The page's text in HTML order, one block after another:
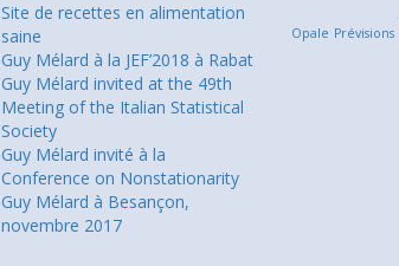
Site de recettes en alimentation
saine
Guy Mélard à la JEF’2018 à Rabat
Guy Mélard invited at the 49th
Meeting of the Italian Statistical
Society
Guy Mélard invité à la
Conference on Nonstationarity
Guy Mélard à Besançon,
novembre 2017
Opale Prévisions